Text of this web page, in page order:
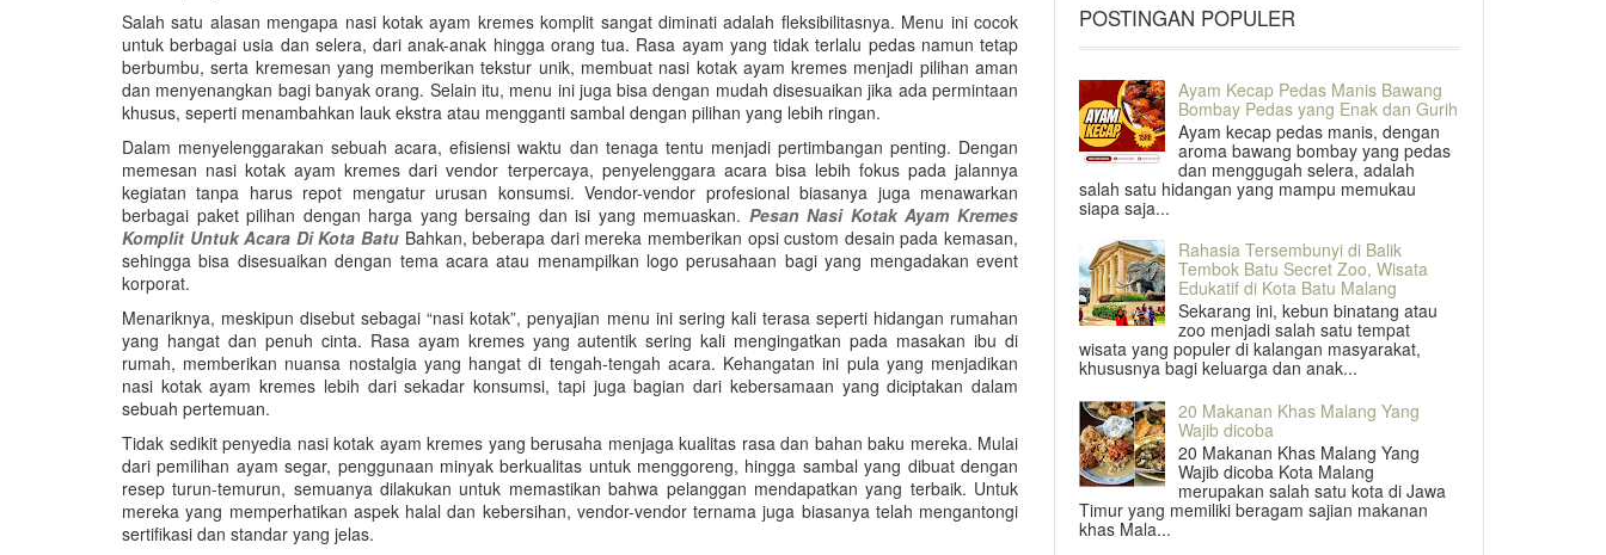
Salah satu alasan mengapa nasi kotak ayam kremes komplit sangat diminati adalah fleksibilitasnya. Menu ini cocok
untuk berbagai usia dan selera, dari anak-anak hingga orang tua. Rasa ayam yang tidak terlalu pedas namun tetap
berbumbu, serta kremesan yang memberikan tekstur unik, membuat nasi kotak ayam kremes menjadi pilihan aman
dan menyenangkan bagi banyak orang. Selain itu, menu ini juga bisa dengan mudah disesuaikan jika ada permintaan
khusus, seperti menambahkan lauk ekstra atau mengganti sambal dengan pilihan yang lebih ringan.
Dalam menyelenggarakan sebuah acara, efisiensi waktu dan tenaga tentu menjadi pertimbangan penting. Dengan
memesan nasi kotak ayam kremes dari vendor terpercaya, penyelenggara acara bisa lebih fokus pada jalannya
kegiatan tanpa harus repot mengatur urusan konsumsi. Vendor-vendor profesional biasanya juga menawarkan
berbagai paket pilihan dengan harga yang bersaing dan isi yang memuaskan. Pesan Nasi Kotak Ayam Kremes
Komplit Untuk Acara Di Kota Batu Bahkan, beberapa dari mereka memberikan opsi custom desain pada kemasan,
sehingga bisa disesuaikan dengan tema acara atau menampilkan logo perusahaan bagi yang mengadakan event
korporat.
Menariknya, meskipun disebut sebagai “nasi kotak”, penyajian menu ini sering kali terasa seperti hidangan rumahan
yang hangat dan penuh cinta. Rasa ayam kremes yang autentik sering kali mengingatkan pada masakan ibu di
rumah, memberikan nuansa nostalgia yang hangat di tengah-tengah acara. Kehangatan ini pula yang menjadikan
nasi kotak ayam kremes lebih dari sekadar konsumsi, tapi juga bagian dari kebersamaan yang diciptakan dalam
sebuah pertemuan.
Tidak sedikit penyedia nasi kotak ayam kremes yang berusaha menjaga kualitas rasa dan bahan baku mereka. Mulai
dari pemilihan ayam segar, penggunaan minyak berkualitas untuk menggoreng, hingga sambal yang dibuat dengan
resep turun-temurun, semuanya dilakukan untuk memastikan bahwa pelanggan mendapatkan yang terbaik. Untuk
mereka yang memperhatikan aspek halal dan kebersihan, vendor-vendor ternama juga biasanya telah mengantongi
sertifikasi dan standar yang jelas.
POSTINGAN POPULER
Ayam Kecap Pedas Manis Bawang
Bombay Pedas yang Enak dan Gurih
Ayam kecap pedas manis, dengan
aroma bawang bombay yang pedas
dan menggugah selera, adalah
salah satu hidangan yang mampu memukau
siapa saja...
Rahasia Tersembunyi di Balik
Tembok Batu Secret Zoo, Wisata
Edukatif di Kota Batu Malang
Sekarang ini, kebun binatang atau
zoo menjadi salah satu tempat
wisata yang populer di kalangan masyarakat,
khususnya bagi keluarga dan anak...
20 Makanan Khas Malang Yang
Wajib dicoba
20 Makanan Khas Malang Yang
Wajib dicoba Kota Malang
merupakan salah satu kota di Jawa
Timur yang memiliki beragam sajian makanan
khas Mala...